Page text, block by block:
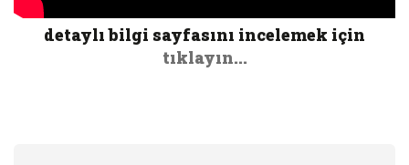
detaylı bilgi sayfasını incelemek için
tıklayın...